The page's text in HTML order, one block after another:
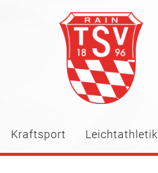
Kraftsport Leichtathletik